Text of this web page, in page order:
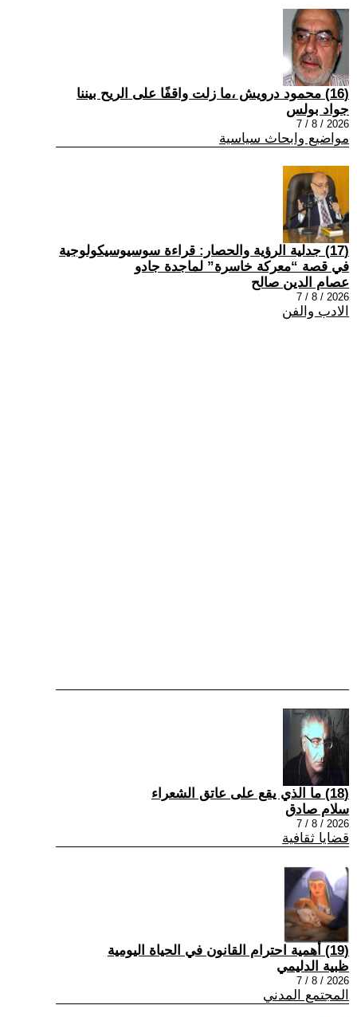
(16) محمود درويش ،ما زلت واقفًا على الريح بيننا
جواد بولس
2026 / 8 / 7
مواضيع وابحاث سياسية
(17) جدلية الرؤية والحصار: قراءة سوسيوسيكولوجية
في قصة “معركة خاسرة” لماجدة جادو
عصام الدين صالح
2026 / 8 / 7
الادب والفن
(18) ما الذي يقع على عاتق الشعراء
سلام صادق
2026 / 8 / 7
قضايا ثقافية
(19) أهمية احترام القانون في الحياة اليومية
ظبية الدليمي
2026 / 8 / 7
المجتمع المدني